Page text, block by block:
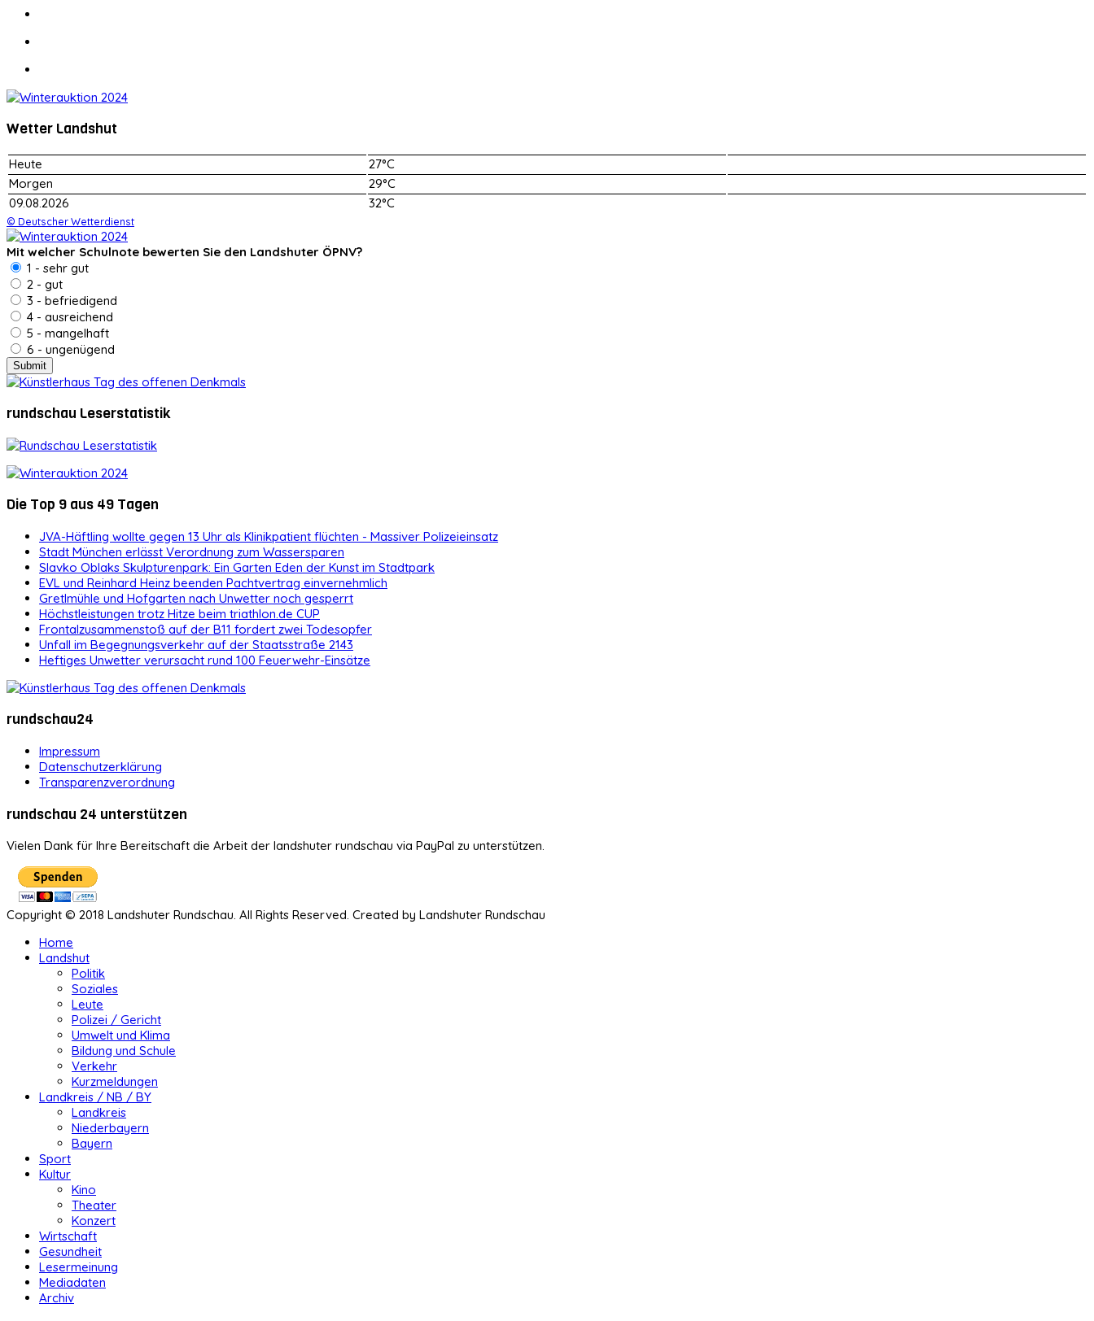
Wetter Landshut
Heute
27°C
Morgen
29°C
09.08.2026
32°C
© Deutscher Wetterdienst
Mit welcher Schulnote bewerten Sie den Landshuter ÖPNV?
1 - sehr gut
2 - gut
3 - befriedigend
4 - ausreichend
5 - mangelhaft
6 - ungenügend
rundschau Leserstatistik
Die Top 9 aus 49 Tagen
JVA-Häftling wollte gegen 13 Uhr als Klinikpatient flüchten - Massiver Polizeieinsatz
Stadt München erlässt Verordnung zum Wassersparen
Slavko Oblaks Skulpturenpark: Ein Garten Eden der Kunst im Stadtpark
EVL und Reinhard Heinz beenden Pachtvertrag einvernehmlich
Gretlmühle und Hofgarten nach Unwetter noch gesperrt
Höchstleistungen trotz Hitze beim triathlon.de CUP
Frontalzusammenstoß auf der B11 fordert zwei Todesopfer
Unfall im Begegnungsverkehr auf der Staatsstraße 2143
Heftiges Unwetter verursacht rund 100 Feuerwehr-Einsätze
rundschau24
Impressum
Datenschutzerklärung
Transparenzverordnung
rundschau 24 unterstützen
Vielen Dank für Ihre Bereitschaft die Arbeit der landshuter rundschau via PayPal zu unterstützen.
Copyright © 2018 Landshuter Rundschau. All Rights Reserved. Created by Landshuter Rundschau
Home
Landshut
Politik
Soziales
Leute
Polizei / Gericht
Umwelt und Klima
Bildung und Schule
Verkehr
Kurzmeldungen
Landkreis / NB / BY
Landkreis
Niederbayern
Bayern
Sport
Kultur
Kino
Theater
Konzert
Wirtschaft
Gesundheit
Lesermeinung
Mediadaten
Archiv